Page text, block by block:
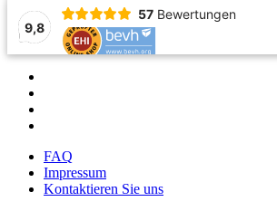
9,8
57 Bewertungen
FAQ
Impressum
Kontaktieren Sie uns